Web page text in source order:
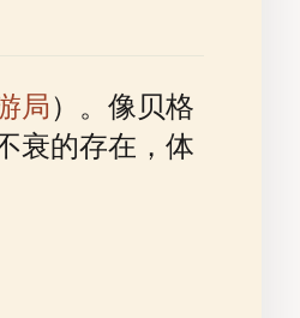
局）。像贝格
衰的存在，体